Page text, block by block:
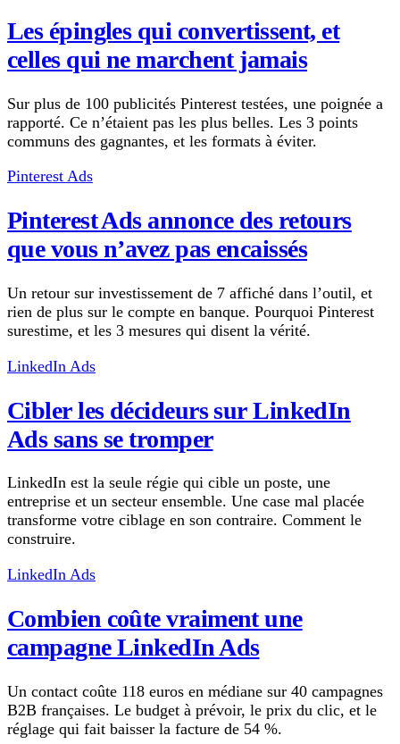
Les épingles qui convertissent, et
celles qui ne marchent jamais
Sur plus de 100 publicités Pinterest testées, une poignée a
rapporté. Ce n’étaient pas les plus belles. Les 3 points
communs des gagnantes, et les formats à éviter.
Pinterest Ads
Pinterest Ads annonce des retours
que vous n’avez pas encaissés
Un retour sur investissement de 7 affiché dans l’outil, et
rien de plus sur le compte en banque. Pourquoi Pinterest
surestime, et les 3 mesures qui disent la vérité.
LinkedIn Ads
Cibler les décideurs sur LinkedIn
Ads sans se tromper
LinkedIn est la seule régie qui cible un poste, une
entreprise et un secteur ensemble. Une case mal placée
transforme votre ciblage en son contraire. Comment le
construire.
LinkedIn Ads
Combien coûte vraiment une
campagne LinkedIn Ads
Un contact coûte 118 euros en médiane sur 40 campagnes
B2B françaises. Le budget à prévoir, le prix du clic, et le
réglage qui fait baisser la facture de 54 %.